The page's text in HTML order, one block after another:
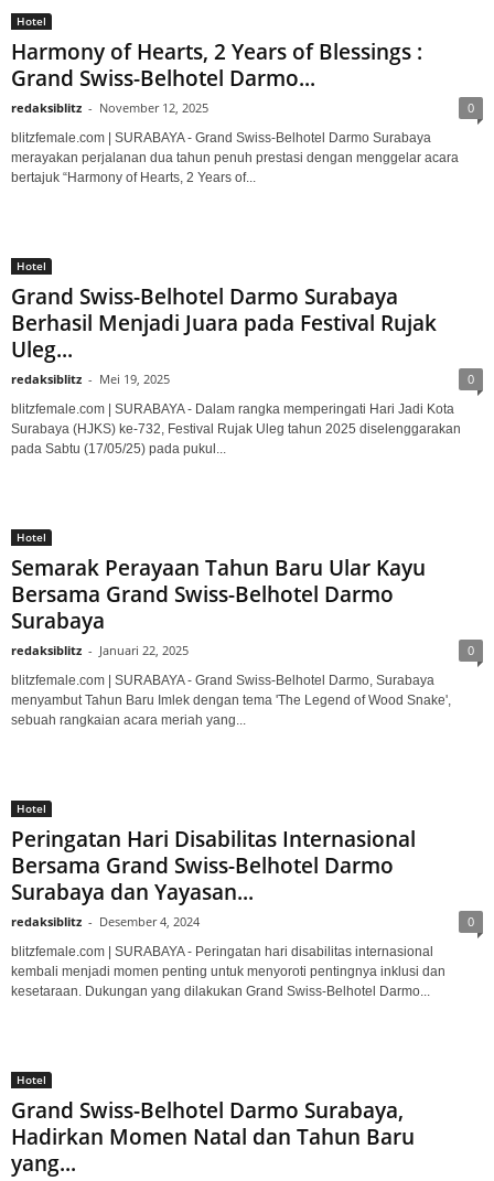
Hotel
Harmony of Hearts, 2 Years of Blessings :
Grand Swiss-Belhotel Darmo...
redaksiblitz - November 12, 2025 0
blitzfemale.com | SURABAYA - Grand Swiss-Belhotel Darmo Surabaya
merayakan perjalanan dua tahun penuh prestasi dengan menggelar acara
bertajuk “Harmony of Hearts, 2 Years of...
Hotel
Grand Swiss-Belhotel Darmo Surabaya
Berhasil Menjadi Juara pada Festival Rujak
Uleg...
redaksiblitz - Mei 19, 2025 0
blitzfemale.com | SURABAYA - Dalam rangka memperingati Hari Jadi Kota
Surabaya (HJKS) ke-732, Festival Rujak Uleg tahun 2025 diselenggarakan
pada Sabtu (17/05/25) pada pukul...
Hotel
Semarak Perayaan Tahun Baru Ular Kayu
Bersama Grand Swiss-Belhotel Darmo
Surabaya
redaksiblitz - Januari 22, 2025 0
blitzfemale.com | SURABAYA - Grand Swiss-Belhotel Darmo, Surabaya
menyambut Tahun Baru Imlek dengan tema 'The Legend of Wood Snake',
sebuah rangkaian acara meriah yang...
Hotel
Peringatan Hari Disabilitas Internasional
Bersama Grand Swiss-Belhotel Darmo
Surabaya dan Yayasan...
redaksiblitz - Desember 4, 2024 0
blitzfemale.com | SURABAYA - Peringatan hari disabilitas internasional
kembali menjadi momen penting untuk menyoroti pentingnya inklusi dan
kesetaraan. Dukungan yang dilakukan Grand Swiss-Belhotel Darmo...
Hotel
Grand Swiss-Belhotel Darmo Surabaya,
Hadirkan Momen Natal dan Tahun Baru
yang...